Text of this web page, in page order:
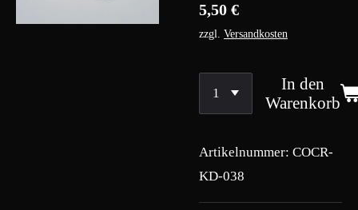
5,50 €
zzgl. Versandkosten
In den
Warenkorb
Artikelnummer: COCR-
KD-038